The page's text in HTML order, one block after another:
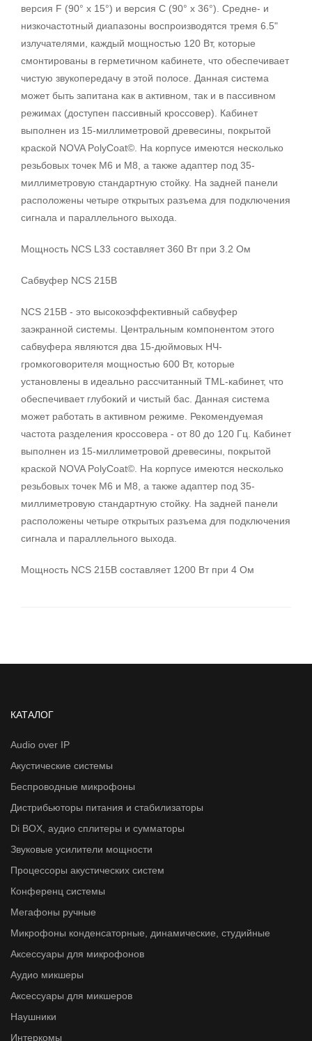
версия F (90° x 15°) и версия C (90° х 36°). Средне- и
низкочастотный диапазоны воспроизводятся тремя 6.5"
излучателями, каждый мощностью 120 Вт, которые
смонтированы в герметичном кабинете, что обеспечивает
чистую звукопередачу в этой полосе. Данная система
может быть запитана как в активном, так и в пассивном
режимах (доступен пассивный кроссовер). Кабинет
выполнен из 15-миллиметровой древесины, покрытой
краской NOVA PolyCoat©. На корпусе имеются несколько
резьбовых точек М6 и М8, а также адаптер под 35-
миллиметровую стандартную стойку. На задней панели
расположены четыре открытых разъема для подключения
сигнала и параллельного выхода.
Мощность NCS L33 составляет 360 Вт при 3.2 Ом
Сабвуфер NCS 215B
NCS 215B - это высокоэффективный сабвуфер
заэкранной системы. Центральным компонентом этого
сабвуфера являются два 15-дюймовых НЧ-
громкоговорителя мощностью 600 Вт, которые
установлены в идеально рассчитанный TML-кабинет, что
обеспечивает глубокий и чистый бас. Данная система
может работать в активном режиме. Рекомендуемая
частота разделения кроссовера - от 80 до 120 Гц. Кабинет
выполнен из 15-миллиметровой древесины, покрытой
краской NOVA PolyCoat©. На корпусе имеются несколько
резьбовых точек М6 и М8, а также адаптер под 35-
миллиметровую стандартную стойку. На задней панели
расположены четыре открытых разъема для подключения
сигнала и параллельного выхода.
Мощность NCS 215B составляет 1200 Вт при 4 Ом
КАТАЛОГ
Audio over IP
Акустические системы
Беспроводные микрофоны
Дистрибьюторы питания и стабилизаторы
Di BOX, аудио сплитеры и сумматоры
Звуковые усилители мощности
Процессоры акустических систем
Конференц системы
Мегафоны ручные
Микрофоны конденсаторные, динамические, студийные
Аксессуары для микрофонов
Аудио микшеры
Аксессуары для микшеров
Наушники
Интеркомы